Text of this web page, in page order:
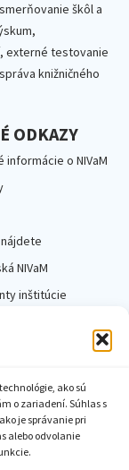
ako sú
o zariadení. Súhlas s
je správanie pri
alebo odvolanie
škôl a
externé testovanie
knižničného
ODKAZY
informácie o NIVaM
NIVaM
inštitúcie